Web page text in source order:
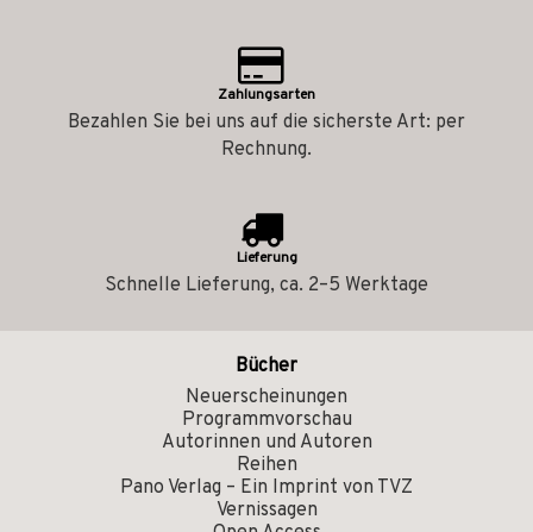
Zahlungsarten
Bezahlen Sie bei uns auf die sicherste Art: per
Rechnung.
Lieferung
Schnelle Lieferung, ca. 2–5 Werktage
Bücher
Neuerscheinungen
Programmvorschau
Autorinnen und Autoren
Reihen
Pano Verlag – Ein Imprint von TVZ
Vernissagen